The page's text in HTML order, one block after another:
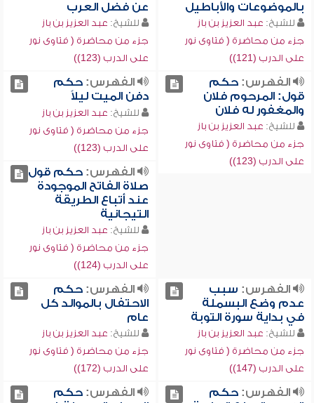
بالموضوعات والأباطيل
للشيخ: عبد العزيز بن باز
جزء من محاضرة ( فتاوى نور
على الدرب (121))
عن فضل العرب
للشيخ: عبد العزيز بن باز
جزء من محاضرة ( فتاوى نور
على الدرب (123))
الفهرس:حكم
قول: المرحوم فلان
والمغفور له فلان
للشيخ: عبد العزيز بن باز
جزء من محاضرة ( فتاوى نور
على الدرب (123))
الفهرس:حكم
دفن الميت ليلاً
للشيخ: عبد العزيز بن باز
جزء من محاضرة ( فتاوى نور
على الدرب (123))
الفهرس:حكم قول
صلاة الفاتح الموجودة
عند أتباع الطريقة
التيجانية
للشيخ: عبد العزيز بن باز
جزء من محاضرة ( فتاوى نور
على الدرب (124))
الفهرس: سبب
عدم وضع البسملة
في بداية سورة التوبة
للشيخ: عبد العزيز بن باز
جزء من محاضرة ( فتاوى نور
على الدرب (147))
الفهرس:حكم
الاحتفال بالموالد كل
عام
للشيخ: عبد العزيز بن باز
جزء من محاضرة ( فتاوى نور
على الدرب (172))
الفهرس:حكم
الفهرس:حكم